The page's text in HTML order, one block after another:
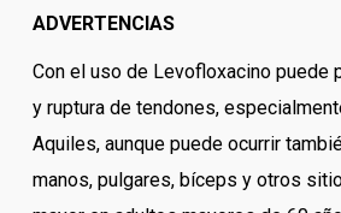
ADVERTENCIAS
Con el uso de Levofloxacino puede
y ruptura de tendones,
Aquiles, aunque puede ocurrir
manos, pulgares, bíceps y otros